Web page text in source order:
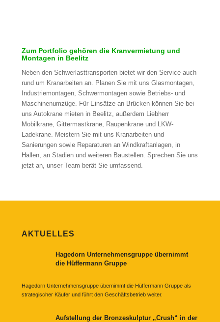
Zum Portfolio gehören die Kranvermietung und
Montagen in Beelitz
Neben den Schwerlasttransporten bietet wir den Service auch
rund um Kranarbeiten an. Planen Sie mit uns Glasmontagen,
Industriemontagen, Schwermontagen sowie Betriebs- und
Maschinenumzüge. Für Einsätze an Brücken können Sie bei
uns Autokrane mieten in Beelitz, außerdem Liebherr
Mobilkrane, Gittermastkrane, Raupenkrane und LKW-
Ladekrane. Meistern Sie mit uns Kranarbeiten und
Sanierungen sowie Reparaturen an Windkraftanlagen, in
Hallen, an Stadien und weiteren Baustellen. Sprechen Sie uns
jetzt an, unser Team berät Sie umfassend.
AKTUELLES
Hagedorn Unternehmensgruppe übernimmt
die Hüffermann Gruppe
Hagedorn Unternehmensgruppe übernimmt die Hüffermann Gruppe als
strategischer Käufer und führt den Geschäftsbetrieb weiter.
Aufstellung der Bronzeskulptur „Crush“ in der